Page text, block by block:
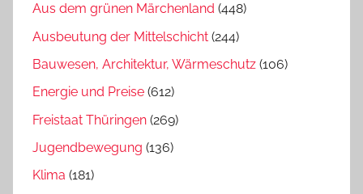
Aus dem grünen Märchenland (448)
Ausbeutung der Mittelschicht (244)
Bauwesen, Architektur, Wärmeschutz (106)
Energie und Preise (612)
Freistaat Thüringen (269)
Jugendbewegung (136)
Klima (181)